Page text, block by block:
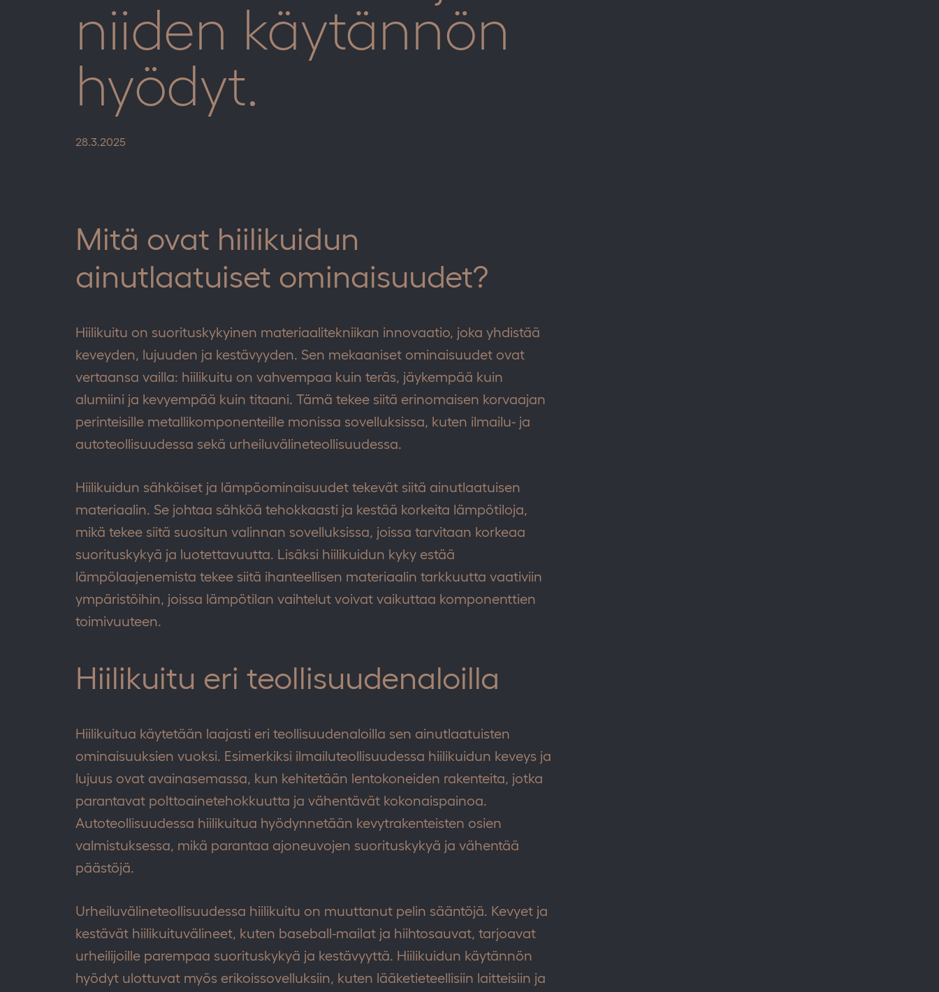
niiden käytännön
hyödyt.
28.3.2025
Mitä ovat hiilikuidun
ainutlaatuiset ominaisuudet?
Hiilikuitu on suorituskykyinen materiaalitekniikan innovaatio, joka yhdistää
keveyden, lujuuden ja kestävyyden. Sen mekaaniset ominaisuudet ovat
vertaansa vailla: hiilikuitu on vahvempaa kuin teräs, jäykempää kuin
alumiini ja kevyempää kuin titaani. Tämä tekee siitä erinomaisen korvaajan
perinteisille metallikomponenteille monissa sovelluksissa, kuten ilmailu- ja
autoteollisuudessa sekä urheiluvälineteollisuudessa.
Hiilikuidun sähköiset ja lämpöominaisuudet tekevät siitä ainutlaatuisen
materiaalin. Se johtaa sähköä tehokkaasti ja kestää korkeita lämpötiloja,
mikä tekee siitä suositun valinnan sovelluksissa, joissa tarvitaan korkeaa
suorituskykyä ja luotettavuutta. Lisäksi hiilikuidun kyky estää
lämpölaajenemista tekee siitä ihanteellisen materiaalin tarkkuutta vaativiin
ympäristöihin, joissa lämpötilan vaihtelut voivat vaikuttaa komponenttien
toimivuuteen.
Hiilikuitu eri teollisuudenaloilla
Hiilikuitua käytetään laajasti eri teollisuudenaloilla sen ainutlaatuisten
ominaisuuksien vuoksi. Esimerkiksi ilmailuteollisuudessa hiilikuidun keveys ja
lujuus ovat avainasemassa, kun kehitetään lentokoneiden rakenteita, jotka
parantavat polttoainetehokkuutta ja vähentävät kokonaispainoa.
Autoteollisuudessa hiilikuitua hyödynnetään kevytrakenteisten osien
valmistuksessa, mikä parantaa ajoneuvojen suorituskykyä ja vähentää
päästöjä.
Urheiluvälineteollisuudessa hiilikuitu on muuttanut pelin sääntöjä. Kevyet ja
kestävät hiilikuituvälineet, kuten baseball-mailat ja hiihtosauvat, tarjoavat
urheilijoille parempaa suorituskykyä ja kestävyyttä. Hiilikuidun käytännön
hyödyt ulottuvat myös erikoissovelluksiin, kuten lääketieteellisiin laitteisiin ja